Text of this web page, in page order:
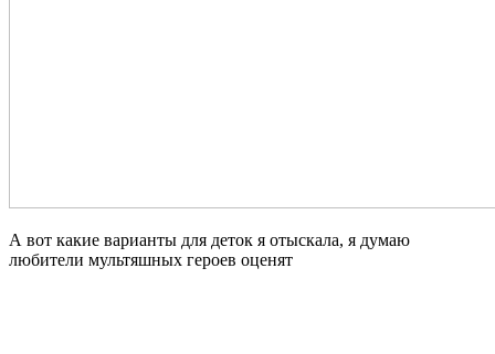
А вот какие варианты для деток я отыскала, я думаю
любители мультяшных героев оценят